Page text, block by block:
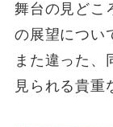
舞台の見どこ
の展望につい
また違った、
見られる貴重